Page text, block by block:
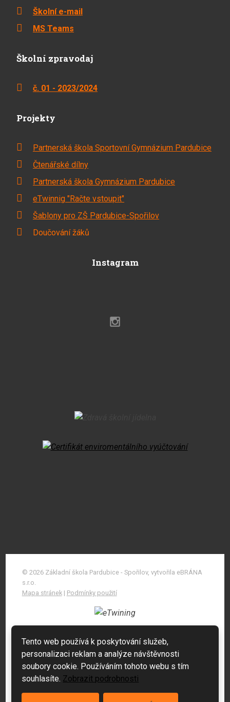
Školní e-mail
MS Teams
Školní zpravodaj
č. 01 - 2023/2024
Projekty
Partnerská škola Sportovní Gymnázium Pardubice
Čtenářské dílny
Partnerská škola Gymnázium Pardubice
eTwinnig "Račte vstoupit"
Šablony pro ZŠ Pardubice-Spořilov
Doučování žáků
Instagram
© 2026 Základní škola Pardubice - Spořilov, vytvořila eBRÁNA
s.r.o.
Mapa stránek| Podmínky použití
Tento web používá k poskytování služeb,
personalizaci reklam a analýze návštěvnosti
soubory cookie. Používáním tohoto webu s tím
souhlasíte. Zobrazit podrobnosti